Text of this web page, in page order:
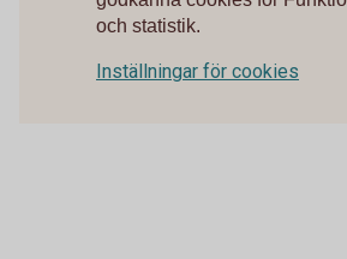
och statistik.
Inställningar för cookies